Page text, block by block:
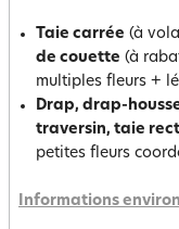
Taie carrée (à
de couette (à
multiples fleurs +
Drap, drap-
traversin, taie
petites fleurs
Informations